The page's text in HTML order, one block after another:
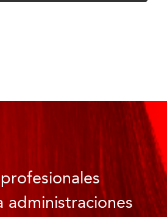
administraciones